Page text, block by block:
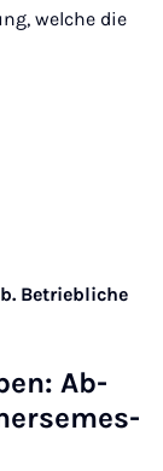
welche die
Betriebliche
Ab­